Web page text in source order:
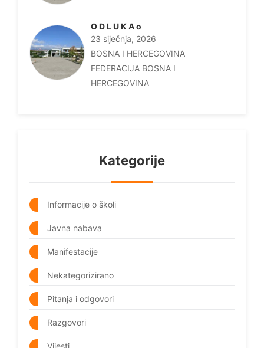
O D L U K A o
23 siječnja, 2026
BOSNA I HERCEGOVINA
FEDERACIJA BOSNA I
HERCEGOVINA
Kategorije
Informacije o školi
Javna nabava
Manifestacije
Nekategorizirano
Pitanja i odgovori
Razgovori